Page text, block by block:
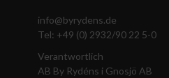
info@byrydens.de
Tel: +49 (0) 2932/90 22 5-0
Verantwortlich
AB By Rydéns i Gnosjö AB